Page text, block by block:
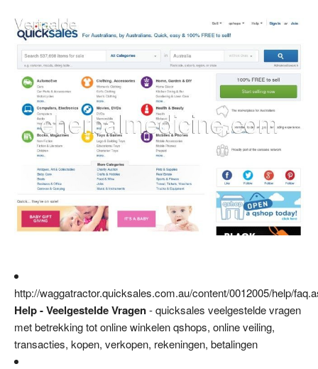
http://waggatractor.quicksales.com.au/content/0012005/help/
Help - Veelgestelde Vragen- quicksales veelgestelde vragen
met betrekking tot online winkelen qshops, online veiling,
transacties, kopen, verkopen, rekeningen, betalingen